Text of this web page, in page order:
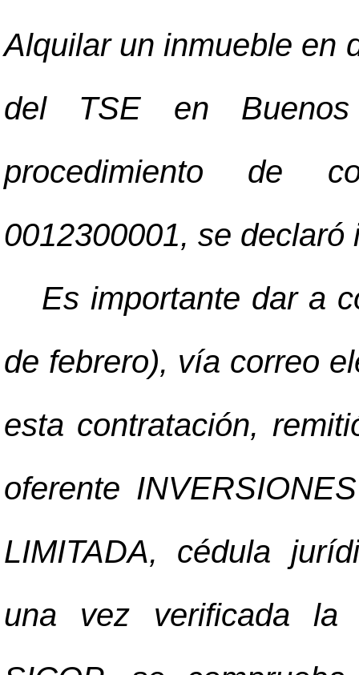
Alquilar un inmueble en
del TSE en
procedimiento de
0012300001, se declaró
Es importante dar a
de febrero), vía correo
esta contratación,
oferente
LIMITADA, cédula
una vez verificada la